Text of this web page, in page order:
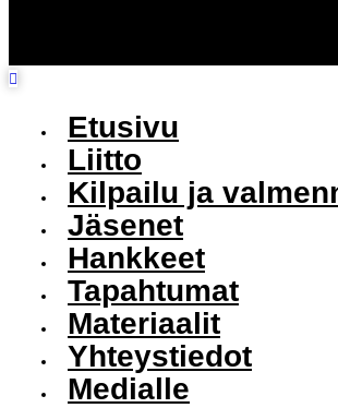
Etusivu
Liitto
Kilpailu ja
Jäsenet
Hankkeet
Tapahtumat
Materiaalit
Yhteystiedot
Medialle